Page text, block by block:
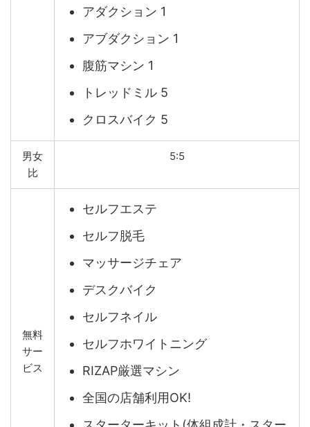
アダクション 1
アブダクション 1
腹筋マシン 1
トレッドミル 5
クロスバイク 5
男女
比
5:5
無料
サー
ビス
セルフエステ
セルフ脱毛
マッサージチェア
デスクバイク
セルフネイル
セルフホワイトニング
RIZAP厳選マシン
全国の店舗利用OK!